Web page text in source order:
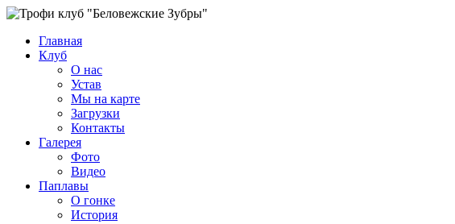
Главная
Клуб
О нас
Устав
Мы на карте
Загрузки
Контакты
Галерея
Фото
Видео
Паплавы
О гонке
История